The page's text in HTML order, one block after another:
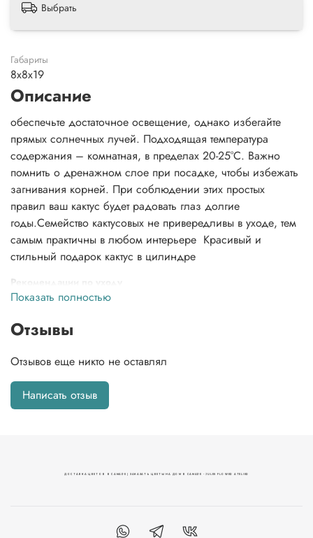
Выбрать
Габариты
8x8x19
Описание
обеспечьте достаточное освещение, однако избегайте
прямых солнечных лучей. Подходящая температура
содержания – комнатная, в пределах 20-25°C. Важно
помнить о дренажном слое при посадке, чтобы избежать
загнивания корней. При соблюдении этих простых
правил ваш кактус будет радовать глаз долгие
годы.Семейство кактусовых не привередливы в уходе, тем
самым практичны в любом интерьере Красивый и
стильный подарок кактус в цилиндре
Рекомендации по уходу
Достаточно полива 1 раз в месяц.
Показать полностью
Отзывы
Отзывов еще никто не оставлял
Написать отзыв
ДОСТАВКА ЦВЕТОВ В САМАРЕ | ЗАКАЗАТЬ ЦВЕТЫ НА ДОМ В САМАРЕ - JULES FLOWER ATELIER